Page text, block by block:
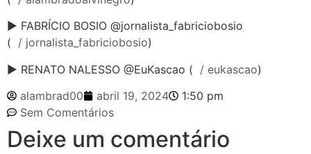
► FABRÍCIO BOSIO @jornalista_fabriciobosio
( / jornalista_fabriciobosio)
► RENATO NALESSO @EuKascao ( / eukascao)
alambrad00
abril 19, 2024
1:50 pm
Sem Comentários
Deixe um comentário